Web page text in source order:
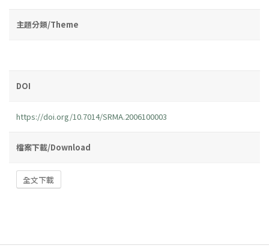
主題分類/Theme
DOI
https://doi.org/10.7014/SRMA.2006100003
檔案下載/Download
全文下載